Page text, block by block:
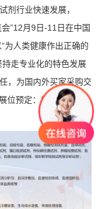
剂行业快速发展，
”12月9日-11日在中国
为人类健康作出正确的
走专业化的特色发展
，为国内外买家采购交
位预定：杨浩